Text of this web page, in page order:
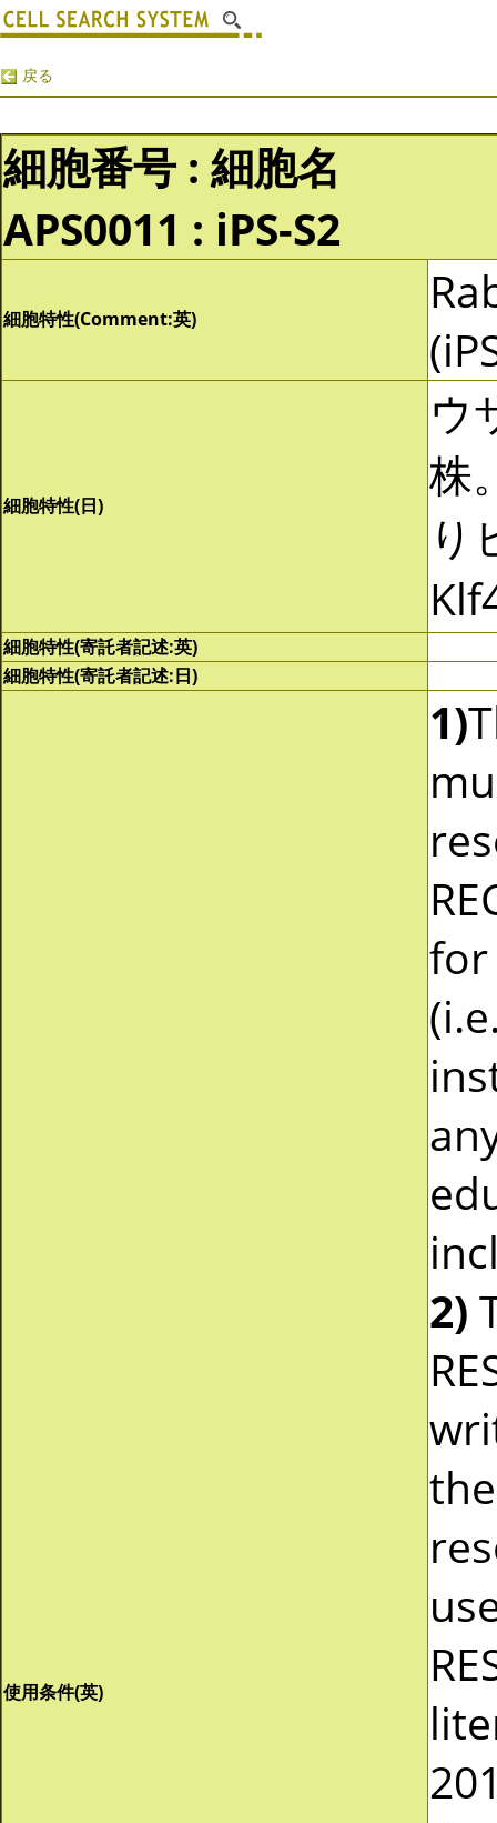
戻る
細胞番号 : 細胞名
APS0011 : iPS-S2
細胞特性(Comment:英)
細胞特性(日)
ウ
株
り
細胞特性(寄託者記述:英)
細胞特性(寄託者記述:日)
使用条件(英)
1)
for
2)